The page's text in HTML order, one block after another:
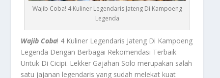
Wajib Coba! 4 Kuliner Legendaris Jateng Di Kampoeng
Legenda
Wajib Coba! 4 Kuliner Legendaris Jateng Di Kampoeng
Legenda Dengan Berbagai Rekomendasi Terbaik
Untuk Di Cicipi. Lekker Gajahan Solo merupakan salah
satu jajanan legendaris yang sudah melekat kuat